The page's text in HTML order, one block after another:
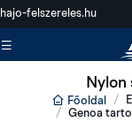
hajo-felszereles.hu
Főoldal
Genoa